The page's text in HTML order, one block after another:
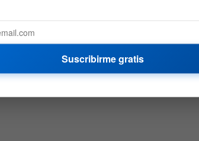
Suscribirme gratis